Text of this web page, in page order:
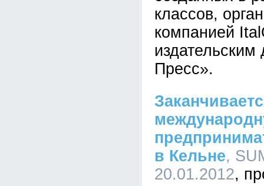
классов,
компанией
Пресс».
в Кельне,
20.01.2012